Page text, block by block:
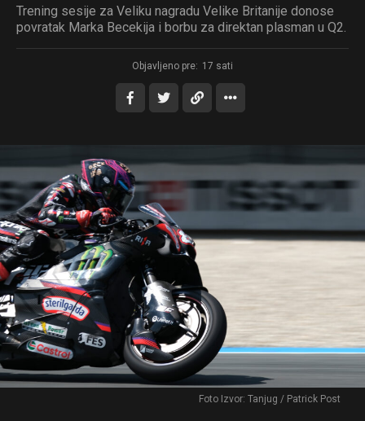
Trening sesije za Veliku nagradu Velike Britanije donose
povratak Marka Becekija i borbu za direktan plasman u Q2.
Objavljeno pre: 17 sati
Foto Izvor: Tanjug / Patrick Post